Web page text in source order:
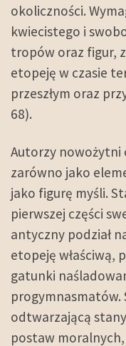
okoliczności.
kwiecistego i
tropów oraz figur,
etopeję w czasie
przeszłym oraz
68).
Autorzy
zarówno jako
jako figurę myśli.
pierwszej części
antyczny podział
etopeję właściwą,
gatunki
progymnasmatów.
odtwarzającą
postaw